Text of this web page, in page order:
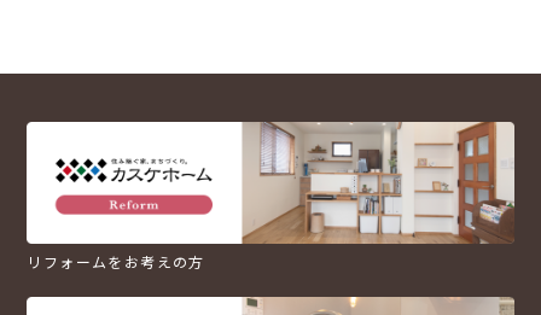
リフォームをお考えの方